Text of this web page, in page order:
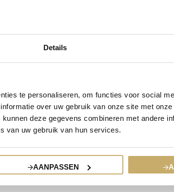
Details
te personaliseren, om functies voor social
over uw gebruik van onze site met
deze gegevens combineren met andere
van uw gebruik van hun services.
AANPASSEN
hun jaarlijkse lijst van AM Top 25 Verzekerings
lijst met talentvolle branchegenoten die
dat onze collega, Robin van Mourik, is
trots op ons team van specialisten.
bij Paardekooper en heeft zich in korte tijd
zijn inspanningen heeft ons bedrijf sinds